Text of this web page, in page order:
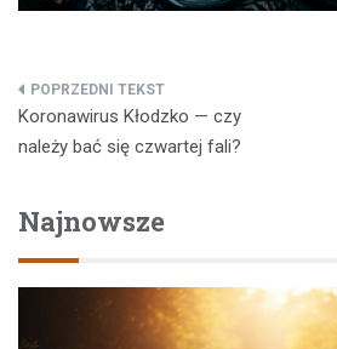
Nawigacja
wpisu
Koronawirus Kłodzko — czy
należy bać się czwartej fali?
Najnowsze